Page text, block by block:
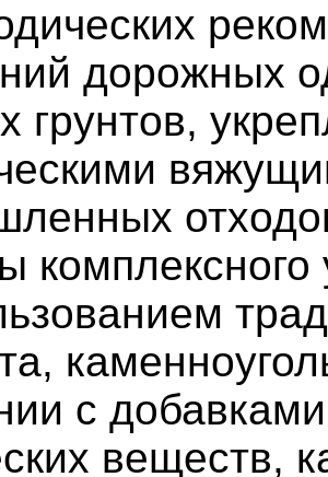
дорожных
грунтов,
комплексного
с
веществ,